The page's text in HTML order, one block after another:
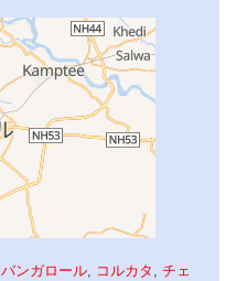
バンガロール, コルカタ , チェ